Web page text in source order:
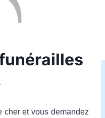
cher et vous demandez